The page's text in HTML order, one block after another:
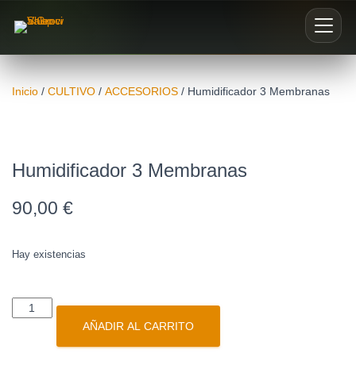
Buscar productos
Inicio / CULTIVO / ACCESORIOS / Humidificador 3 Membranas
Humidificador 3 Membranas
90,00 €
Hay existencias
AÑADIR AL CARRITO